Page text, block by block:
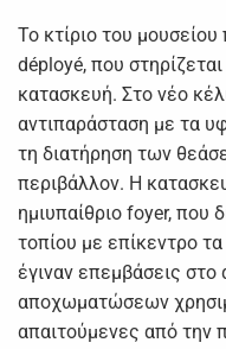
Το κτίριο του
déployé, που
κατασκευή. Στο νέο
αντιπαράσταση με τα
τη διατήρηση των
περιβάλλον. H
ημιυπαίθριο foyer, που
τοπίου με επίκεντρο
έγιναν επεμβάσεις
αποχωματώσεων
απαιτούμενες από την